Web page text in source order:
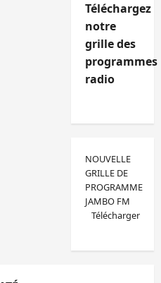
Téléchargez
notre
grille des
programmes
radio
NOUVELLE
GRILLE DE
PROGRAMME
JAMBO FM
Télécharger